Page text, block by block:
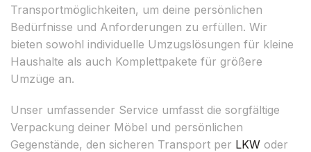
Transportmöglichkeiten, um deine persönlichen
Bedürfnisse und Anforderungen zu erfüllen. Wir
bieten sowohl individuelle Umzugslösungen für kleine
Haushalte als auch Komplettpakete für größere
Umzüge an.
Unser umfassender Service umfasst die sorgfältige
Verpackung deiner Möbel und persönlichen
Gegenstände, den sicheren Transport per LKW oder